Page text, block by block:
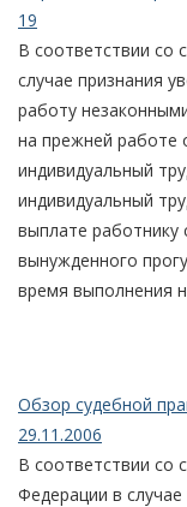
19
В соответствии со
случае признания
работу
на прежней работе
индивидуальный
индивидуальный
выплате работнику
вынужденного
время выполнения
Обзор судебной
29.11.2006
В соответствии со
Федерации в